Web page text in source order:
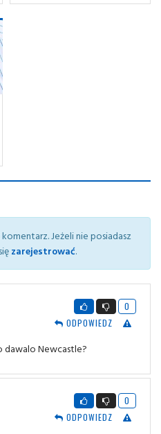
Jeżeli nie posiadasz
zarejestrować.
0
ODPOWIEDZ
dawalo Newcastle?
0
ODPOWIEDZ